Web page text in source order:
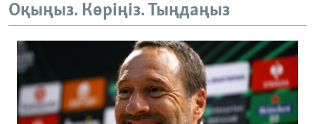
Оқыңыз. Көріңіз. Тыңдаңыз